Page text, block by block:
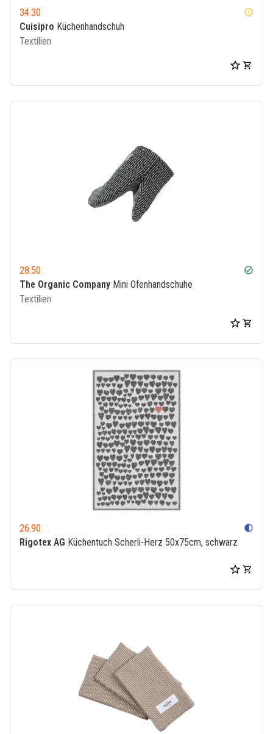
34.30 watch_later
Cuisipro Küchenhandschuh
Textilien
28.50 check_circle
The Organic Company Mini Ofenhandschuhe
Textilien
26.90 contrast
Rigotex AG Küchentuch Scherli-Herz 50x75cm, schwarz